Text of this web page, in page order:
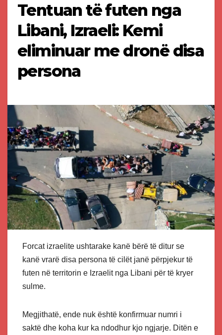
Tentuan të futen nga
Libani, Izraeli: Kemi
eliminuar me dronë disa
persona
Forcat izraelite ushtarake kanë bërë të ditur se
kanë vrarë disa persona të cilët janë përpjekur të
futen në territorin e Izraelit nga Libani për të kryer
sulme.
Megjithatë, ende nuk është konfirmuar numri i
saktë dhe koha kur ka ndodhur kjo ngjarje. Ditën e